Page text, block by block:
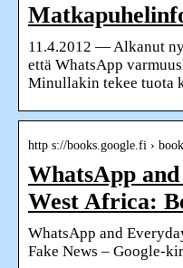
11.4.2012 — Alkanut
että WhatsApp
Minullakin tekee tuota
http s://books.google.fi ›
WhatsApp
West Africa:
WhatsApp and
Fake News – Google-